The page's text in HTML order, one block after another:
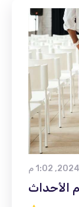
الأحداث